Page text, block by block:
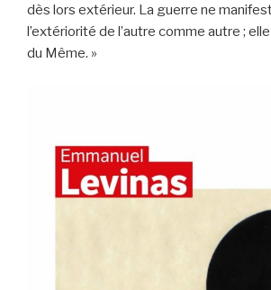
dès lors extérieur. La guerre ne
l’extériorité de l’autre comme autre ;
du Même. »